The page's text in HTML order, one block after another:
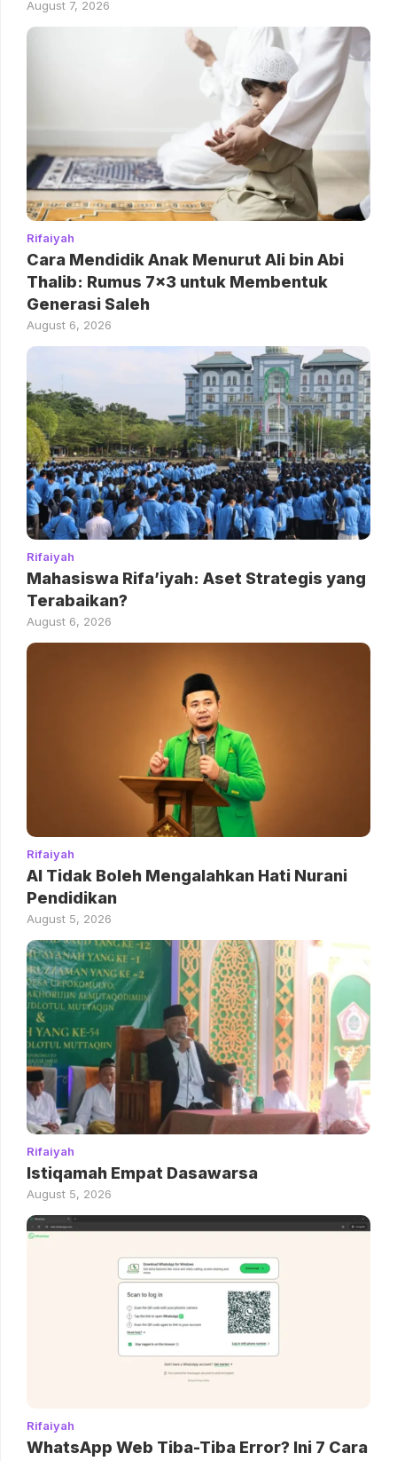
August 7, 2026
Rifaiyah
Cara Mendidik Anak Menurut Ali bin Abi
Thalib: Rumus 7×3 untuk Membentuk
Generasi Saleh
August 6, 2026
Rifaiyah
Mahasiswa Rifa’iyah: Aset Strategis yang
Terabaikan?
August 6, 2026
Rifaiyah
AI Tidak Boleh Mengalahkan Hati Nurani
Pendidikan
August 5, 2026
Rifaiyah
Istiqamah Empat Dasawarsa
August 5, 2026
Rifaiyah
WhatsApp Web Tiba-Tiba Error? Ini 7 Cara